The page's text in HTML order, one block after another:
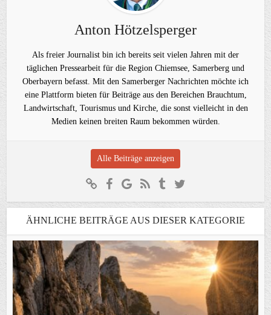
Anton Hötzelsperger
Als freier Journalist bin ich bereits seit vielen Jahren mit der
täglichen Pressearbeit für die Region Chiemsee, Samerberg und
Oberbayern befasst. Mit den Samerberger Nachrichten möchte ich
eine Plattform bieten für Beiträge aus den Bereichen Brauchtum,
Landwirtschaft, Tourismus und Kirche, die sonst vielleicht in den
Medien keinen breiten Raum bekommen würden.
Alle Beiträge anzeigen
ÄHNLICHE BEITRÄGE AUS DIESER KATEGORIE